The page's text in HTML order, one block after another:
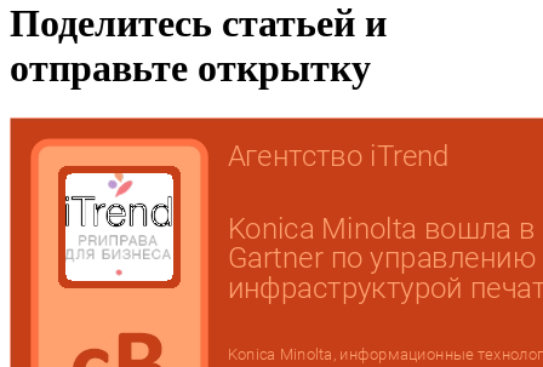
Поделитесь статьей и
отправьте открытку